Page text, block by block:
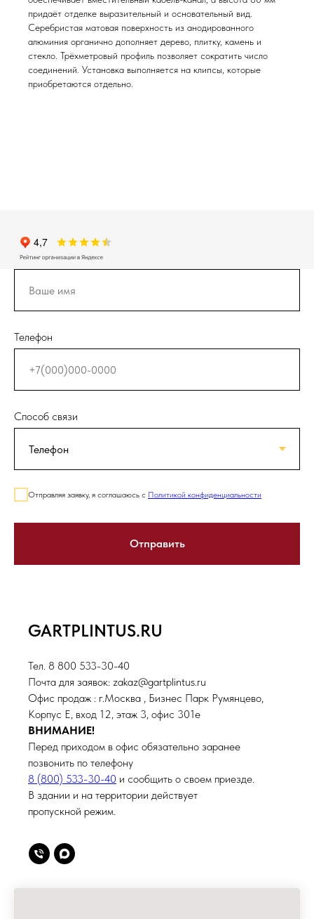
придаёт отделке выразительный и основательный вид.
Серебристая матовая поверхность из анодированного
алюминия органично дополняет дерево, плитку, камень и
стекло. Трёхметровый профиль позволяет сократить число
соединений. Установка выполняется на клипсы, которые
приобретаются отдельно.
Телефон
Способ связи
Отправляя заявку, я соглашаюсь с Политикой конфиденциальности
Отправить
GARTPLINTUS.RU
Тел. 8 800 533-30-40
Почта для заявок: zakaz@gartplintus.ru
Офис продаж : г.Москва , Бизнес Парк Румянцево,
Корпус Е, вход 12, этаж 3, офис 301е
ВНИМАНИЕ!
Перед приходом в офис обязательно заранее
позвонить по телефону
8 (800) 533-30-40 и сообщить о своем приезде.
В здании и на территории действует
пропускной режим.